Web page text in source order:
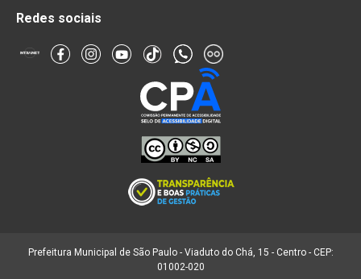
Redes sociais
Prefeitura Municipal de São Paulo - Viaduto do Chá, 15 - Centro - CEP:
01002-020